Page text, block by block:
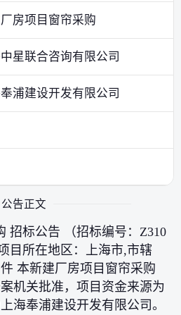
房项目窗帘采购
星联合咨询有限公司
浦建设开发有限公司
公告正文
招标公告 （招标编号：Z310
目所在地区：上海市,市辖
本新建厂房项目窗帘采购
机关批准，项目资金来源为
海奉浦建设开发有限公司。